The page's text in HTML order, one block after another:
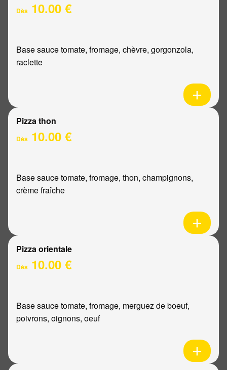
Dès 10.00 €
Base sauce tomate, fromage, chèvre, gorgonzola,
raclette
Pizza thon
Dès 10.00 €
Base sauce tomate, fromage, thon, champignons,
crème fraîche
Pizza orientale
Dès 10.00 €
Base sauce tomate, fromage, merguez de boeuf,
poivrons, oignons, oeuf